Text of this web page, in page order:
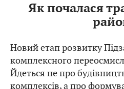
Як почалася
Новий етап розвитку
комплексного
Йдеться не про
комплексів, а про